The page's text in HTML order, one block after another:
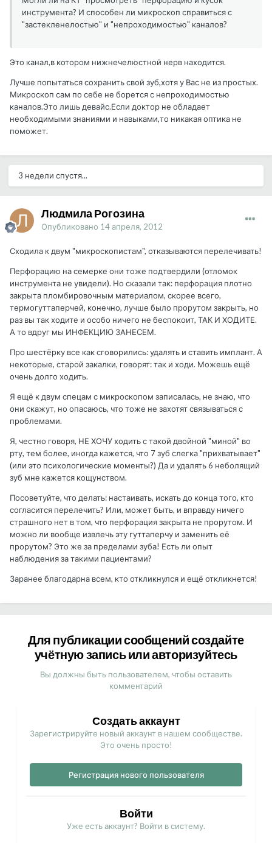
инструмента? И способен ли микроскоп справиться с
"застекленелостью" и "непроходимостью" каналов?
Это канал,в котором нижнечелюстной нерв находится.
Лучше попытаться сохранить свой зуб,хотя у Вас не из простых.
Микроскоп сам по себе не борется с непроходимостью
каналов.Это лишь девайс.Если доктор не обладает
необходимыми знаниями и навыками,то никакая оптика не
поможет.
3 недели спустя...
Людмила Рогозина
Опубликовано 14 апреля, 2012
Сходила к двум "микроскопистам", отказываются перелечивать!
Перфорацию на семерке они тоже подтвердили (отломок
инструмента не увидели). Но сказали так: перфорация плотно
закрыта пломбировочным материалом, скорее всего,
термогуттаперчей, конечно, лучше было прорутом закрыть, но
раз вы так ходите и особо ничего не беспокоит, ТАК И ХОДИТЕ.
А то вдруг мы ИНФЕКЦИЮ ЗАНЕСЕМ.
Про шестёрку все как сговорились: удалять и ставить имплант. А
некоторые, старой закалки, говорят: так и ходи. Можешь ещё
очень долго ходить.
Я ещё к двум спецам с микроскопом записалась, не знаю, что
они скажут, но опасаюсь, что тоже не захотят связываться с
проблемами.
Я, честно говоря, НЕ ХОЧУ ходить с такой двойной "миной" во
рту, тем более, иногда кажется, что 7 зуб слегка "прихватывает"
(или это психологические моменты?) Да и удалять 6 неболящий
зуб мне кажется кощунством.
Посоветуйте, что делать: настаивать, искать до конца того, кто
согласится перелечить? Или, может быть, и вправду ничего
страшного нет в том, что перфорация закрыта не прорутом. И
можно ли вообще извлечь эту гуттаперчу и заменить её
прорутом? Это же за пределами зуба! Есть ли опыт
наблюдения за такими пациентами?
Заранее благодарна всем, кто откликнулся и ещё откликнется!
Для публикации сообщений создайте
учётную запись или авторизуйтесь
Вы должны быть пользователем, чтобы оставить
комментарий
Создать аккаунт
Зарегистрируйте новый аккаунт в нашем сообществе.
Это очень просто!
Регистрация нового пользователя
Войти
Уже есть аккаунт? Войти в систему.